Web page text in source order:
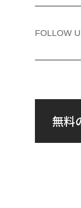
FOLLOW
無料